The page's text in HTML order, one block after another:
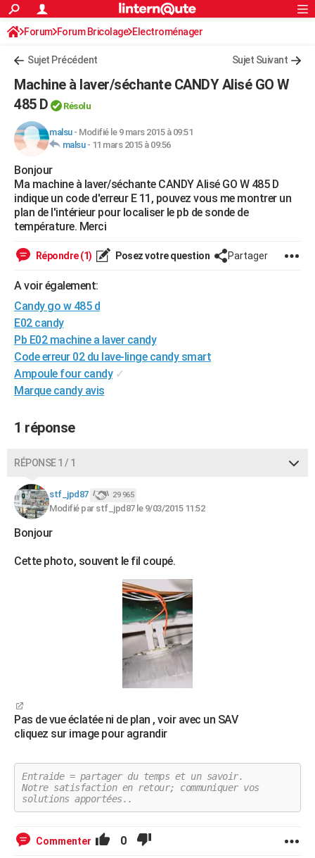
ACTUALITÉS
Politique
Société
Faits Divers
Education
Monde
Villes
+
Programme TV
TNTStreaming
Cinéma
Sorties cinéma
Musique
FINANCE
Retraite
Impôts
Epargne
Immobilier
Risques naturels par ville
Banque
Assurance
Crédit
AUTO
Réserver un essai
Citadines
Forum auto
Mobiles
Meilleur smartphone
Internet
Ordinateurs
Jeux vidéo
Guide high-tech
BRICOLAGE
Forum
Aménagement intérieur
Extérieur
Cuisine
Salle de bains
Jardinage
Rangement
WEEK-END
LIFESTYLE
Alimentation
Guide de la santé
Maladies
Médicaments
Sommeil
VOYAGE
Destinations
City break
Voyage nature
Voyage de noces
Forum
Climat
+PHOTO
GUIDES D'ACHAT
BONS PLANS
COPAINS D'AVANT
S'inscrire
Se connecter
Lycées
Collèges
Primaires
Universités
Entreprises
Service militaire
Avis de recherche
AVIS DE DÉCÈS
FORUM
S'inscrire
Connexion
Forum Forum Bricolage Electroménager
Sujet Précédent Sujet Suivant
Machine à laver/séchante CANDY Alisé GO W
485 D
Résolu
malsu- Modifié le 9 mars 2015 à 09:51
malsu- 11 mars 2015 à 09:56
Bonjour
Ma machine à laver/séchante CANDY Alisé GO W 485 D
indique un code d'erreur E 11, pouvez vous me montrer un
plan de l'intérieur pour localiser le pb de sonde de
température. Merci
Répondre (1) Posez votre question Partager
A voir également:
Candy go w 485 d
E02 candy
Pb E02 machine a laver candy
Code erreur 02 du lave-linge candy smart
Ampoule four candy ✓
Marque candy avis
1 réponse
RÉPONSE 1 / 1
stf_jpd87 29 965
Modifié par stf_jpd87 le 9/03/2015 11:52
Bonjour
Cette photo, souvent le fil coupé.
Pas de vue éclatée ni de plan , voir avec un SAV
cliquez sur image pour agrandir
Entraide = partager du temps et un savoir.
Notre satisfaction en retour; communiquer vos
solutions apportées..
Commenter 0